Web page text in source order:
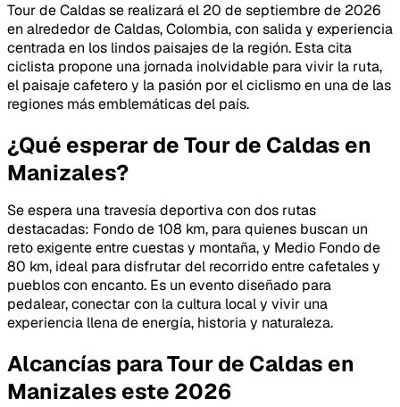
Tour de Caldas se realizará el 20 de septiembre de 2026
en alrededor de Caldas, Colombia, con salida y experiencia
centrada en los lindos paisajes de la región. Esta cita
ciclista propone una jornada inolvidable para vivir la ruta,
el paisaje cafetero y la pasión por el ciclismo en una de las
regiones más emblemáticas del país.
¿Qué esperar de Tour de Caldas en
Manizales?
Se espera una travesía deportiva con dos rutas
destacadas: Fondo de 108 km, para quienes buscan un
reto exigente entre cuestas y montaña, y Medio Fondo de
80 km, ideal para disfrutar del recorrido entre cafetales y
pueblos con encanto. Es un evento diseñado para
pedalear, conectar con la cultura local y vivir una
experiencia llena de energía, historia y naturaleza.
Alcancías para Tour de Caldas en
Manizales este 2026